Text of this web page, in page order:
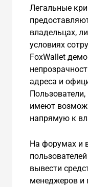
Легальные
владельцах,
условиях
FoxWallet
адреса и
имеют
напрямую к
На форумах и
вывести
менеджеров и